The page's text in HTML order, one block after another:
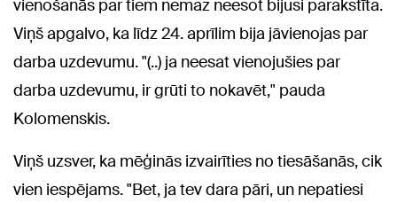
vienošanās par tiem nemaz neesot bijusi parakstīta.
Viņš apgalvo, ka līdz 24. aprīlim bija jāvienojas par
darba uzdevumu. "(..) ja neesat vienojušies par
darba uzdevumu, ir grūti to nokavēt," pauda
Kolomenskis.
Viņš uzsver, ka mēģinās izvairīties no tiesāšanās, cik
vien iespējams. "Bet, ja tev dara pāri, un nepatiesi